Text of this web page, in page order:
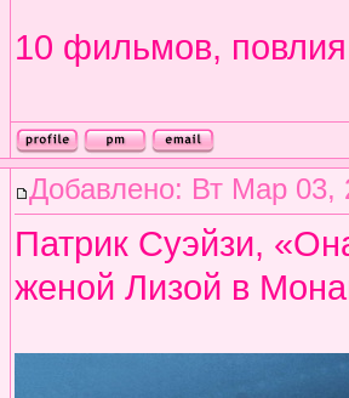
10 фильмов,
Добавлено: Вт Мар 03,
Патрик Суэйзи,
женой Лизой в